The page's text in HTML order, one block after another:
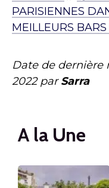
PARISIENNES
MEILLEURS
Date de dernière
2022parSarra
A la Une